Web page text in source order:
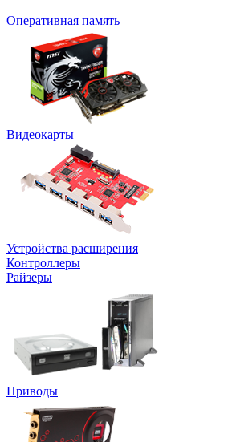
Оперативная память
Видеокарты
Устройства расширения
Контроллеры
Райзеры
Приводы